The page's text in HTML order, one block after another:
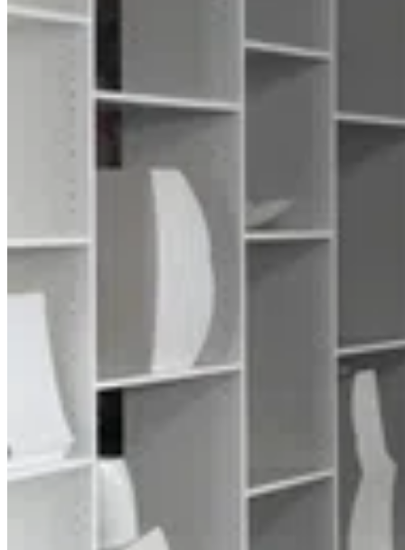
Несмотря на свой глобальный масштаб, Driade сохраняет
приверженность итальянским традициям дизайна, который
заключается в сочетании стиля, комфорта и
Каталоги DRIADE